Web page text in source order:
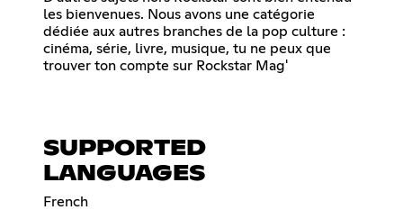
les bienvenues. Nous avons une catégorie
dédiée aux autres branches de la pop culture :
cinéma, série, livre, musique, tu ne peux que
trouver ton compte sur Rockstar Mag'
SUPPORTED
LANGUAGES
French